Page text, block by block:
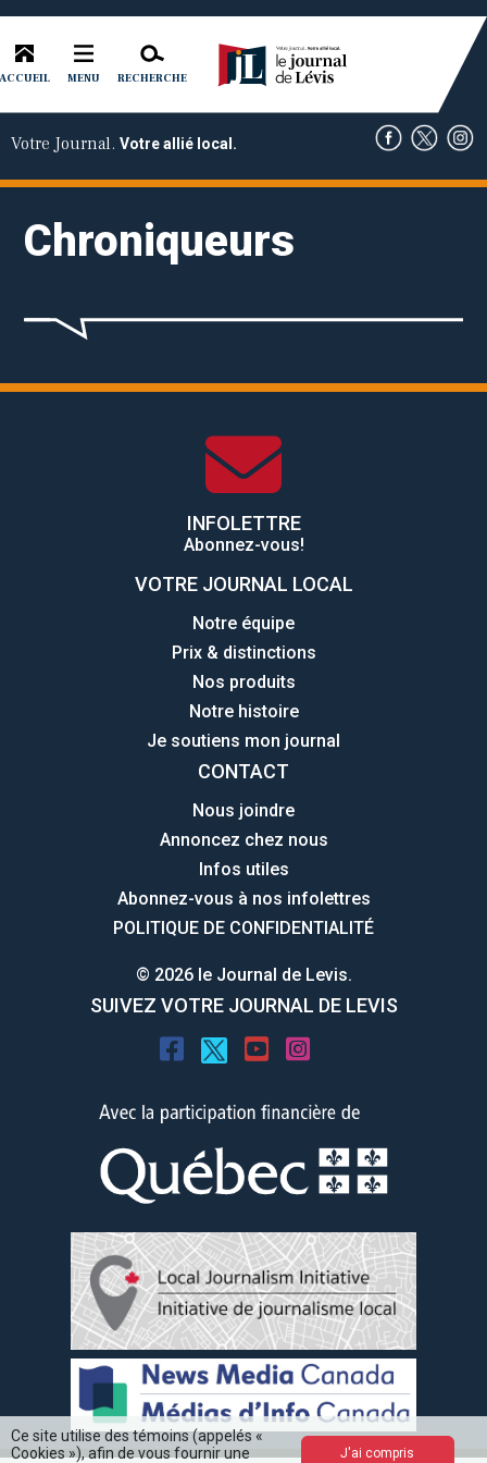
ACCUEIL MENU RECHERCHE
Votre Journal. Votre allié local.
Chroniqueurs
INFOLETTRE
Abonnez-vous!
VOTRE JOURNAL LOCAL
Notre équipe
Prix & distinctions
Nos produits
Notre histoire
Je soutiens mon journal
CONTACT
Nous joindre
Annoncez chez nous
Infos utiles
Abonnez-vous à nos infolettres
POLITIQUE DE CONFIDENTIALITÉ
© 2026 le Journal de Levis.
SUIVEZ VOTRE JOURNAL DE LEVIS
Ce site utilise des témoins (appelés «
Cookies »), afin de vous fournir une
J'ai compris